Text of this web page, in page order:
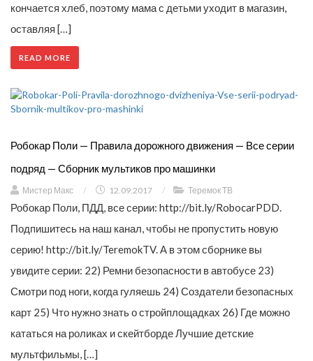
кончается хлеб, поэтому мама с детьми уходит в магазин,
оставляя […]
READ MORE
Робокар Поли — Правила дорожного движения — Все серии
подряд — Сборник мультиков про машинки
Мистер Макс / 12.09.2017 / Теремок ТВ
Робокар Поли, ПДД, все серии: http://bit.ly/RobocarPDD.
Подпишитесь на наш канал, чтобы не пропустить новую
серию! http://bit.ly/TeremokTV. А в этом сборнике вы
увидите серии: 22) Ремни безопасности в автобусе 23)
Смотри под ноги, когда гуляешь 24) Создатели безопасных
карт 25) Что нужно знать о стройплощадках 26) Где можно
кататься на роликах и скейтборде Лучшие детские
мультфильмы, […]